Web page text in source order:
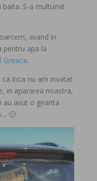
S-a multumit
avand in
pentru apa la
Greaca.
inca nu am invatat
in apararea noastra,
au avut o geanta
🙂